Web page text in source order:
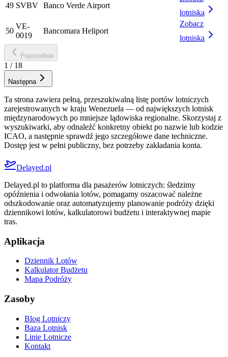
49 SVBV Banco Verde Airport
lotniska
50
VE-
0019
Bancomara Heliport
Zobacz
lotniska
Poprzednia
1 / 18
Następna
Ta strona zawiera pełną, przeszukiwalną listę portów lotniczych
zarejestrowanych w kraju Wenezuela — od największych lotnisk
międzynarodowych po mniejsze lądowiska regionalne. Skorzystaj z
wyszukiwarki, aby odnaleźć konkretny obiekt po nazwie lub kodzie
ICAO, a następnie sprawdź jego szczegółowe dane techniczne.
Dostęp jest w pełni publiczny, bez potrzeby zakładania konta.
Delayed.pl
Delayed.pl to platforma dla pasażerów lotniczych: śledzimy
opóźnienia i odwołania lotów, pomagamy oszacować należne
odszkodowanie oraz automatyzujemy planowanie podróży dzięki
dziennikowi lotów, kalkulatorowi budżetu i interaktywnej mapie
tras.
Aplikacja
Dziennik Lotów
Kalkulator Budżetu
Mapa Podróży
Zasoby
Blog Lotniczy
Baza Lotnisk
Linie Lotnicze
Kontakt